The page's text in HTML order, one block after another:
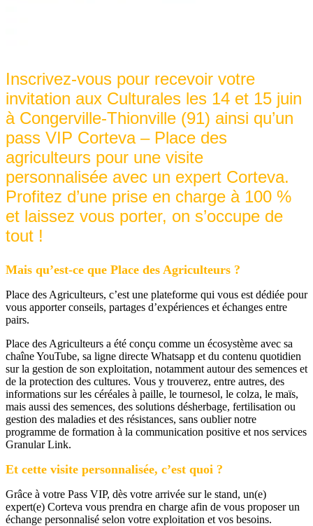
Inscrivez-vous pour recevoir votre
invitation aux Culturales les 14 et 15 juin
à Congerville-Thionville (91) ainsi qu’un
pass VIP Corteva – Place des
agriculteurs pour une visite
personnalisée avec un expert Corteva.
Profitez d’une prise en charge à 100 %
et laissez vous porter, on s’occupe de
tout !
Mais qu’est-ce que Place des Agriculteurs ?
Place des Agriculteurs, c’est une plateforme qui vous est dédiée pour
vous apporter conseils, partages d’expériences et échanges entre
pairs.
Place des Agriculteurs a été conçu comme un écosystème avec sa
chaîne YouTube, sa ligne directe Whatsapp et du contenu quotidien
sur la gestion de son exploitation, notamment autour des semences et
de la protection des cultures. Vous y trouverez, entre autres, des
informations sur les céréales à paille, le tournesol, le colza, le maïs,
mais aussi des semences, des solutions désherbage, fertilisation ou
gestion des maladies et des résistances, sans oublier notre
programme de formation à la communication positive et nos services
Granular Link.
Et cette visite personnalisée, c’est quoi ?
Grâce à votre Pass VIP, dès votre arrivée sur le stand, un(e)
expert(e) Corteva vous prendra en charge afin de vous proposer un
échange personnalisé selon votre exploitation et vos besoins.